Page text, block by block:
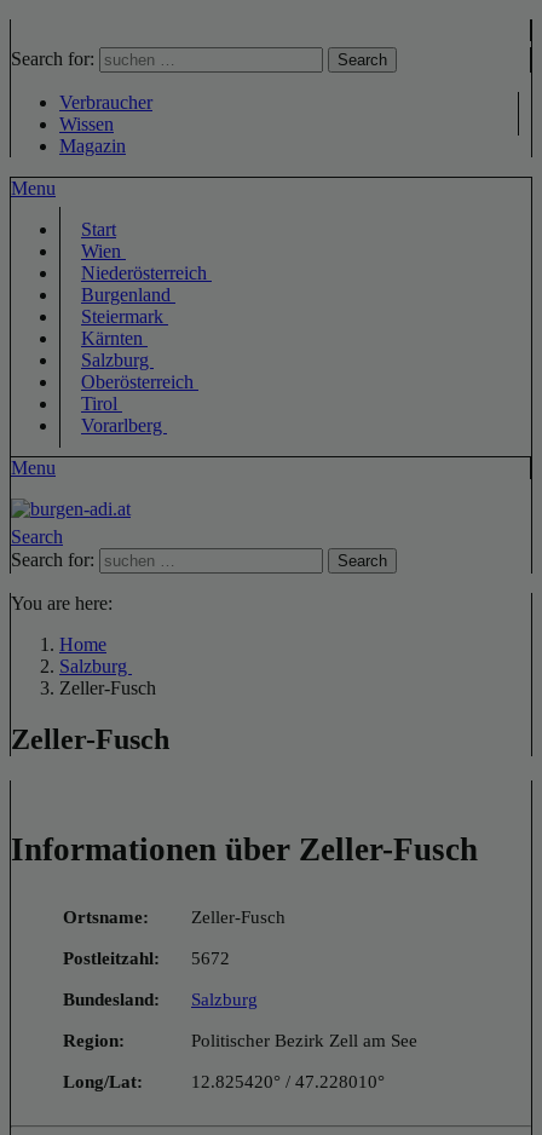
Search for: Search
Verbraucher
Wissen
Magazin
Menu
Start
Wien
Niederösterreich
Burgenland
Steiermark
Kärnten
Salzburg
Oberösterreich
Tirol
Vorarlberg
Menu
Search
Search for:
Search
You are here:
Home
Salzburg
Zeller-Fusch
Zeller-Fusch
Informationen über Zeller-Fusch
Ortsname: Zeller-Fusch
Postleitzahl: 5672
Bundesland: Salzburg
Region: Politischer Bezirk Zell am See
Long/Lat: 12.825420° / 47.228010°